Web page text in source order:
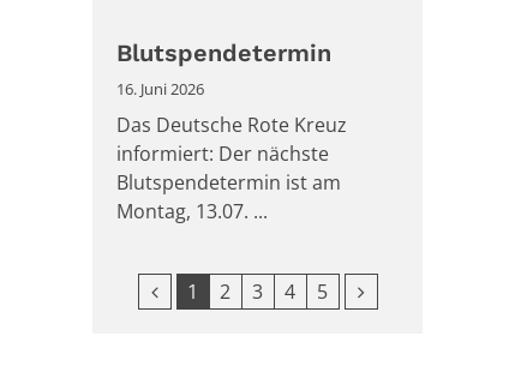
Blutspendetermin
16. Juni 2026
Das Deutsche Rote Kreuz
informiert: Der nächste
Blutspendetermin ist am
Montag, 13.07. ...
Vorherige Seite
1 2 3 4 5 Nächste Seite